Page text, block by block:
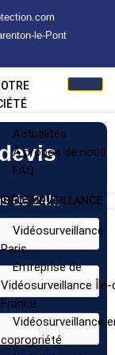
le-Pont
Actualités
À propos de nous
FAQ
Vidéosurveillance
Paris
Entreprise de
Vidéosurveillance Île-
France
Vidéosurveillance
copropriété
de 24h.